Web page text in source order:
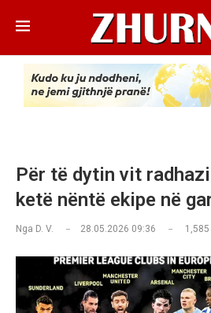
Për të dytin vit
ketë nëntë ekipe në
Nga D. V. 28.05.2026 09:36 1,585